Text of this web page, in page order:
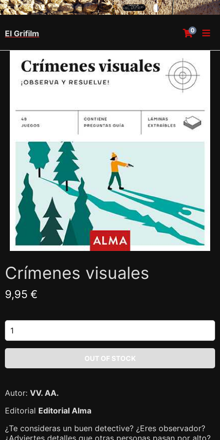
El Grifilm 0
Crímenes visuales
9,95 €
Autor: VV. AA.
Editorial Editorial Alma
¿Te consideras un buen detective? ¿Eres observador?
¿Adviertes detalles que otras personas pasan por alto?